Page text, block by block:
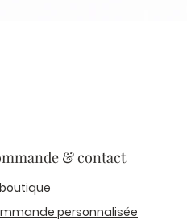
& contact
personnalisée